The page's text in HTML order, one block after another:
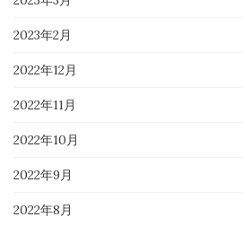
2023年2月
2022年12月
2022年11月
2022年10月
2022年9月
2022年8月